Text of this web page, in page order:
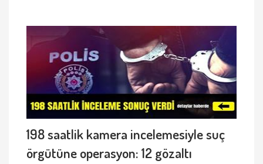
198 saatlik kamera incelemesiyle suç
örgütüne operasyon: 12 gözaltı